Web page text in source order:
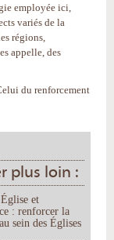
employée ici,
variés de la
régions,
appelle, des
du renforcement
plus loin :